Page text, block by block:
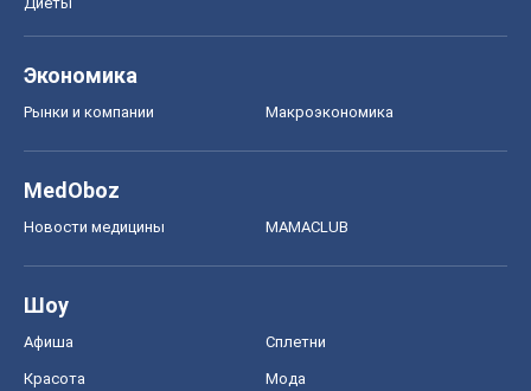
Экономика
Рынки и компании Mакроэкономика
MedOboz
Новости медицины MAMACLUB
Шоу
Афиша Сплетни
Красота Мода